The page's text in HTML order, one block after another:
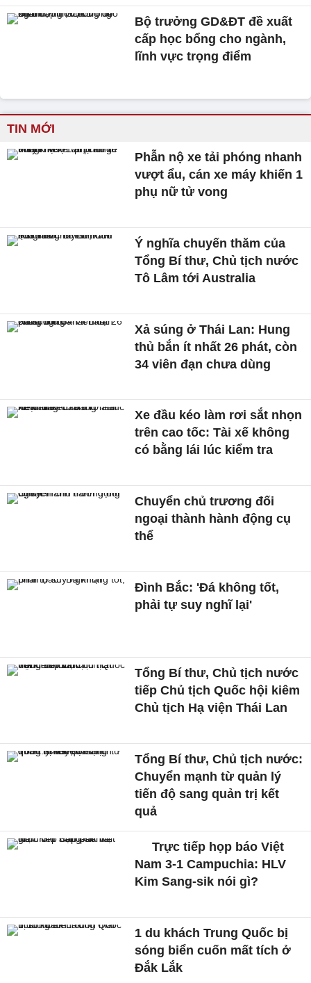
Bộ trưởng GD&ĐT đề xuất
cấp học bổng cho ngành,
lĩnh vực trọng điểm
TIN MỚI
Phẫn nộ xe tải phóng nhanh
vượt ẩu, cán xe máy khiến 1
phụ nữ tử vong
Ý nghĩa chuyến thăm của
Tổng Bí thư, Chủ tịch nước
Tô Lâm tới Australia
Xả súng ở Thái Lan: Hung
thủ bắn ít nhất 26 phát, còn
34 viên đạn chưa dùng
Xe đầu kéo làm rơi sắt nhọn
trên cao tốc: Tài xế không
có bằng lái lúc kiểm tra
Chuyển chủ trương đối
ngoại thành hành động cụ
thể
Đình Bắc: 'Đá không tốt,
phải tự suy nghĩ lại'
Tổng Bí thư, Chủ tịch nước
tiếp Chủ tịch Quốc hội kiêm
Chủ tịch Hạ viện Thái Lan
Tổng Bí thư, Chủ tịch nước:
Chuyển mạnh từ quản lý
tiến độ sang quản trị kết
quả
Trực tiếp họp báo Việt
Nam 3-1 Campuchia: HLV
Kim Sang-sik nói gì?
1 du khách Trung Quốc bị
sóng biển cuốn mất tích ở
Đắk Lắk